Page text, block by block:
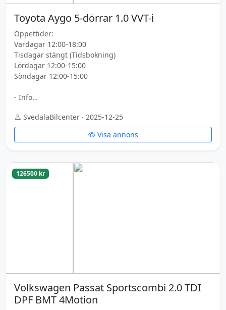
Toyota Aygo 5-dörrar 1.0 VVT-i
Öppettider:
Vardagar 12:00-18:00
Tisdagar stängt (Tidsbokning)
Lördagar 12:00-15:00
Söndagar 12:00-15:00
- Info…
SvedalaBilcenter · 2025-12-25
Visa annons
126500 kr
Volkswagen Passat Sportscombi 2.0 TDI
DPF BMT 4Motion